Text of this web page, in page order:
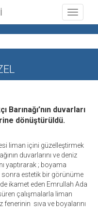
Toggle
Barınağı’nın duvarları
dönüştürüldü.
liman içini güzelleştirmek
duvarlarını ve deniz
yaptırarak ; boyama
sonra estetik bir görünüme
ikamet eden Emrullah Ada
çalışmalarla liman
fenerinin sıva ve boyalarını